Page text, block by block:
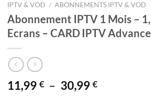
IPTV & VOD / ABONNEMENTS IPTV & VOD
Abonnement IPTV 1 Mois –
Ecrans – CARD IPTV
11,99 € – 30,99 €Plage